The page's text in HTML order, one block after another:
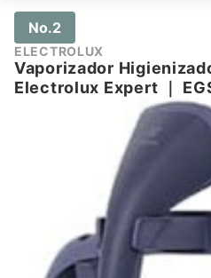
No.2
ELECTROLUX
Vaporizador
Electrolux Expert